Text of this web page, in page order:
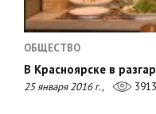
ОБЩЕСТВО
В Красноярске в
25 января 2016 г., 3913